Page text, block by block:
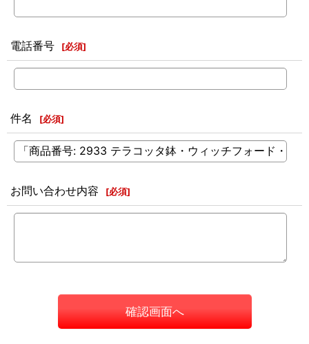
電話番号 [必須]
件名 [必須]
お問い合わせ内容 [必須]
確認画面へ